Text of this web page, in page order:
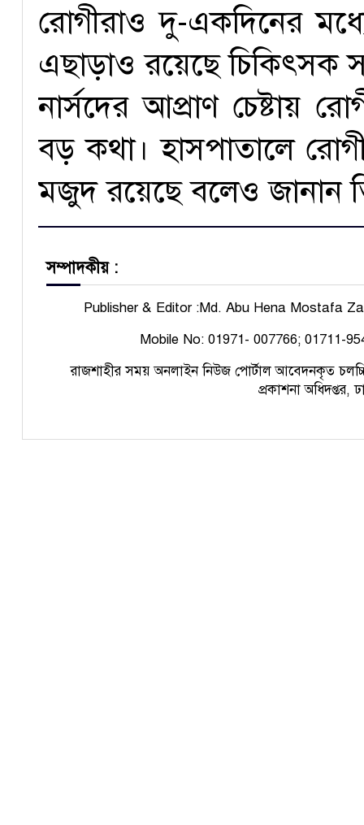
রোগীরাও দু-একদিনের
এছাড়াও রয়েছে চিকিৎসক
নার্সদের আপ্রাণ চেষ্টায়
বড় কথা। হাসপাতালে
মজুদ রয়েছে বলেও জানান
সম্পাদকীয় :
Publisher & Editor :Md. Abu Hena Mostafa
Mobile No: 01971- 007766; 01711-
রাজশাহীর সময় অনলাইন নিউজ পোর্টালআবেদনকৃত চ
প্রকাশনা অধিদপ্তর,